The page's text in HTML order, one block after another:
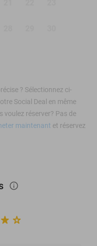
? Sélectionnez ci-
Social Deal en même
voulez réserver? Pas de
maintenant et réservez
info_outlined